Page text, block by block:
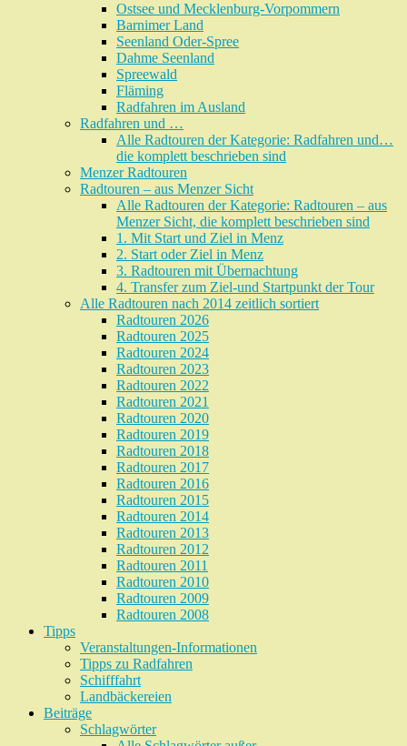
Ostsee und Mecklenburg-Vorpommern
Barnimer Land
Seenland Oder-Spree
Dahme Seenland
Spreewald
Fläming
Radfahren im Ausland
Radfahren und …
Alle Radtouren der Kategorie: Radfahren und…
die komplett beschrieben sind
Menzer Radtouren
Radtouren – aus Menzer Sicht
Alle Radtouren der Kategorie: Radtouren – aus
Menzer Sicht, die komplett beschrieben sind
1. Mit Start und Ziel in Menz
2. Start oder Ziel in Menz
3. Radtouren mit Übernachtung
4. Transfer zum Ziel-und Startpunkt der Tour
Alle Radtouren nach 2014 zeitlich sortiert
Radtouren 2026
Radtouren 2025
Radtouren 2024
Radtouren 2023
Radtouren 2022
Radtouren 2021
Radtouren 2020
Radtouren 2019
Radtouren 2018
Radtouren 2017
Radtouren 2016
Radtouren 2015
Radtouren 2014
Radtouren 2013
Radtouren 2012
Radtouren 2011
Radtouren 2010
Radtouren 2009
Radtouren 2008
Tipps
Veranstaltungen-Informationen
Tipps zu Radfahren
Schifffahrt
Landbäckereien
Beiträge
Schlagwörter